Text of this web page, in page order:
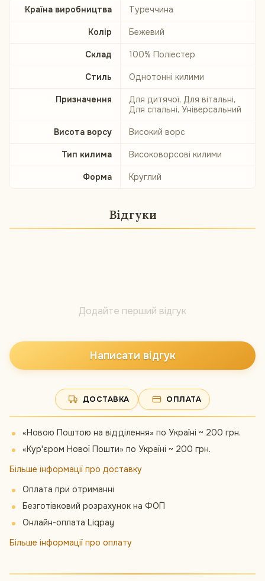
Країна виробництва Туреччина
Колір Бежевий
Склад 100% Поліестер
Стиль Однотонні килими
Призначення
Для дитячої, Для вітальні,
Для спальні, Універсальний
Висота ворсу Високий ворс
Тип килима Високоворсові килими
Форма Круглий
Відгуки
Додайте перший відгук
Написати відгук
ДОСТАВКА ОПЛАТА
«Новою Поштою на відділення» по Україні ~ 200 грн.
«Кур'єром Нової Пошти» по Україні ~ 200 грн.
Більше інформації про доставку
Оплата при отриманні
Безготівковий розрахунок на ФОП
Онлайн-оплата Liqpay
Більше інформації про оплату